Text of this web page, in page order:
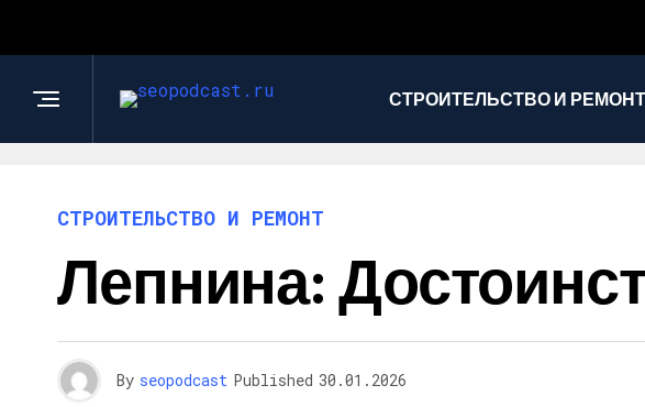
СТРОИТЕЛЬСТВО И РЕМОНТ
СТРОИТЕЛЬСТВО И РЕМОНТ
Лепнина:
By seopodcast Published 30.01.2026